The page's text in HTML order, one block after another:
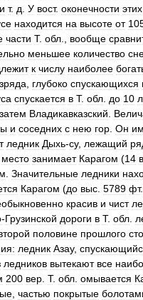
и т. д У вост. оконечности этих
находится на высоте от
части Т. обл вообще
меньшее количество
к числу наиболее
глубоко спускающихся
спускается в Т. обл до 10
затем Владикавказский
и соседних с нею гор Он
ледник Дыхь-су, лежащий
место занимает Карагом (14
Значительные ледники
Карагом (до выс 5789 фт
красив и чист
-Грузинской дороги в Т. обл
половине прошлого
ледник Азау,
ледников вытекают все
200 вер Т. обл омывается
частью покрытые